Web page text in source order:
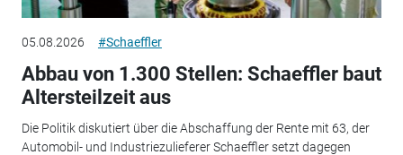
05.08.2026 #Schaeffler
Abbau von 1.300 Stellen: Schaeffler baut
Altersteilzeit aus
Die Politik diskutiert über die Abschaffung der Rente mit 63, der
Automobil- und Industriezulieferer Schaeffler setzt dagegen